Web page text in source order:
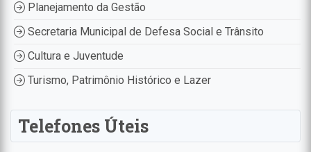
Planejamento da Gestão
Secretaria Municipal de Defesa Social e Trânsito
Cultura e Juventude
Turismo, Patrimônio Histórico e Lazer
Telefones Úteis